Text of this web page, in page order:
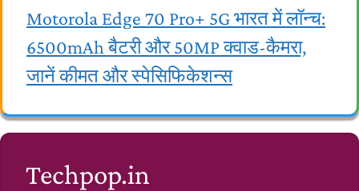
Motorola Edge 70 Pro+ 5G भारत में लॉन्च:
6500mAh बैटरी और 50MP क्वाड-कैमरा,
जानें कीमत और स्पेसिफिकेशन्स
Techpop.in